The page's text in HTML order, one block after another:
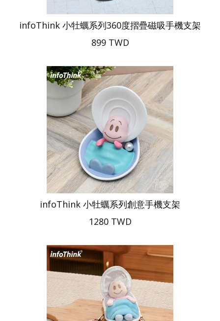
infoThink 小牡蠣系列360度摺疊磁吸手機支架
899 TWD
infoThink 小牡蠣系列創意手機支架
1280 TWD